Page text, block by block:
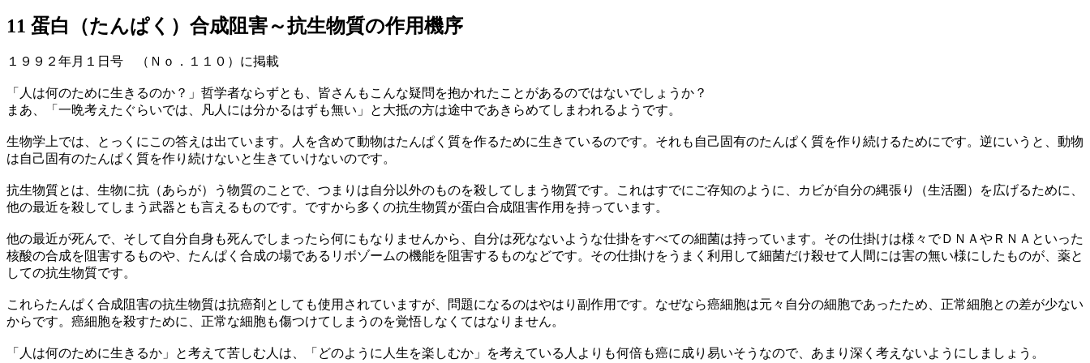
11 蛋白（たんぱく）合成阻害～抗生物質の作用機序
１９９２年月１日号 （Ｎｏ．１１０）に掲載
「人は何のために生きるのか？」哲学者ならずとも、皆さんもこんな疑問を抱かれたことがあるのではないでしょうか？
まあ、「一晩考えたぐらいでは、凡人には分かるはずも無い」と大抵の方は途中であきらめてしまわれるようです。
生物学上では、とっくにこの答えは出ています。人を含めて動物はたんぱく質を作るために生きているのです。それも自己固有のたんぱく質を作り続けるためにです。逆にいうと、動物
は自己固有のたんぱく質を作り続けないと生きていけないのです。
抗生物質とは、生物に抗（あらが）う物質のことで、つまりは自分以外のものを殺してしまう物質です。これはすでにご存知のように、カビが自分の縄張り（生活圏）を広げるために、
他の最近を殺してしまう武器とも言えるものです。ですから多くの抗生物質が蛋白合成阻害作用を持っています。
他の最近が死んで、そして自分自身も死んでしまったら何にもなりませんから、自分は死なないような仕掛をすべての細菌は持っています。その仕掛けは様々でＤＮＡやＲＮＡといった
核酸の合成を阻害するものや、たんぱく合成の場であるリボゾームの機能を阻害するものなどです。その仕掛けをうまく利用して細菌だけ殺せて人間には害の無い様にしたものが、薬と
しての抗生物質です。
これらたんぱく合成阻害の抗生物質は抗癌剤としても使用されていますが、問題になるのはやはり副作用です。なぜなら癌細胞は元々自分の細胞であったため、正常細胞との差が少ない
からです。癌細胞を殺すために、正常な細胞も傷つけてしまうのを覚悟しなくてはなりません。
「人は何のために生きるか」と考えて苦しむ人は、「どのように人生を楽しむか」を考えている人よりも何倍も癌に成り易いそうなので、あまり深く考えないようにしましょう。